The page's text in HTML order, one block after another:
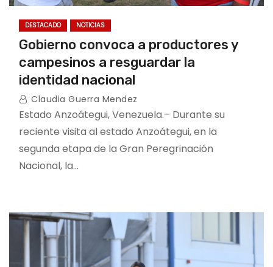
DESTACADO NOTICIAS
Gobierno convoca a productores y
campesinos a resguardar la
identidad nacional
Claudia Guerra Mendez
Estado Anzoátegui, Venezuela.– Durante su
reciente visita al estado Anzoátegui, en la
segunda etapa de la Gran Peregrinación
Nacional, la…